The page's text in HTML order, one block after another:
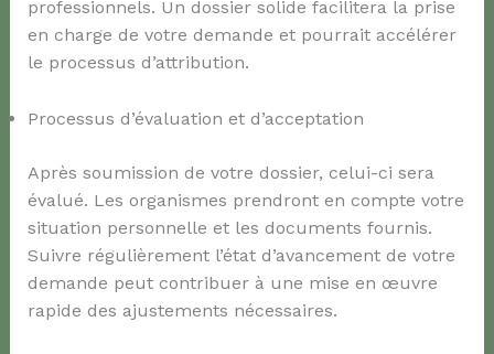
professionnels. Un dossier solide facilitera la prise
en charge de votre demande et pourrait accélérer
le processus d’attribution.
Processus d’évaluation et d’acceptation
Après soumission de votre dossier, celui-ci sera
évalué. Les organismes prendront en compte votre
situation personnelle et les documents fournis.
Suivre régulièrement l’état d’avancement de votre
demande peut contribuer à une mise en œuvre
rapide des ajustements nécessaires.